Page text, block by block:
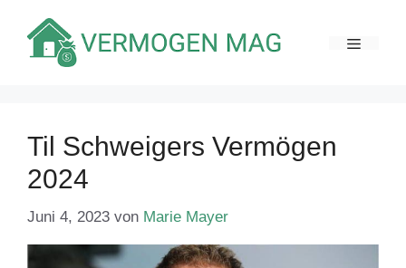
Inhalt
springen
Til Schweigers Vermögen
2024
Juni 4, 2023 von Marie Mayer